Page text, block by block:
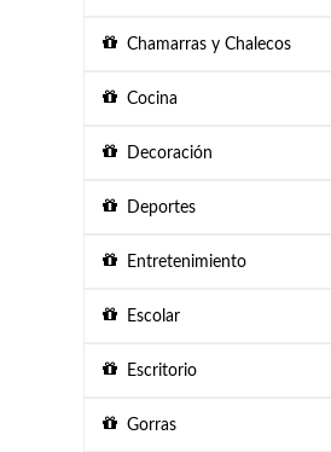
Chamarras y Chalecos
Cocina
Decoración
Deportes
Entretenimiento
Escolar
Escritorio
Gorras